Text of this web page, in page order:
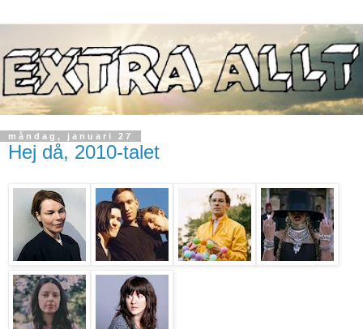
måndag, januari 27
Hej då, 2010-talet